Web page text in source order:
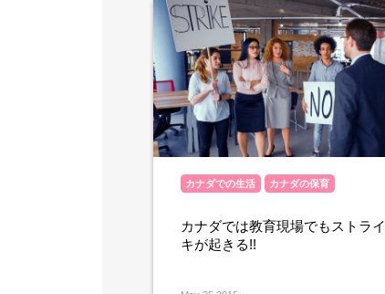
カナダでの生活 カナダの保育
カナダでは教育現場でもストライ
キが起きる!!